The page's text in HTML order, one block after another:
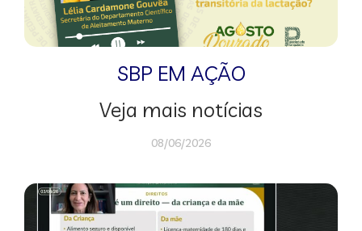
SBP EM AÇÃO
Veja mais notícias
08/06/2026